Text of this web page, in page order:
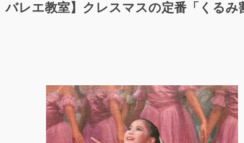
レエ教室】クレスマスの定番「くるみ